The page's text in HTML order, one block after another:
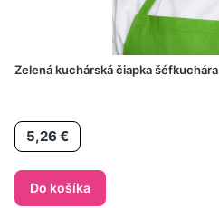
Zelená kuchárská čiapka šéfkuchára
Cena
5,26 €
Do košíka